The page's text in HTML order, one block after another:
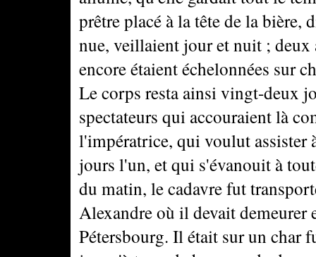
prêtre placé à la tête de la bière,
nue, veillaient jour et nuit ; deux
encore étaient échelonnées sur
Le corps resta ainsi vingt-deux
spectateurs qui accouraient là
l'impératrice, qui voulut assister
jours l'un, et qui s'évanouit à
du matin, le cadavre fut
Alexandre où il devait demeurer
Pétersbourg. Il était sur un char